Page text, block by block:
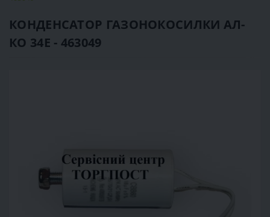
КОНДЕНСАТОР ГАЗОНОКОСИЛКИ АЛ-
КО 34Е - 463049